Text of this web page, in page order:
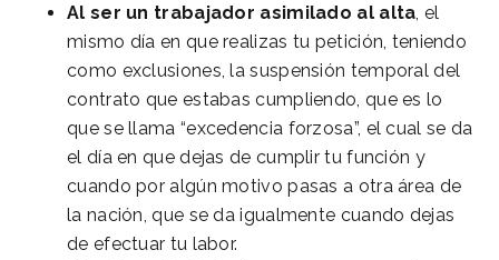
Al ser un trabajador asimilado al alta, el
mismo día en que realizas tu petición, teniendo
como exclusiones, la suspensión temporal del
contrato que estabas cumpliendo, que es lo
que se llama “excedencia forzosa”, el cual se da
el día en que dejas de cumplir tu función y
cuando por algún motivo pasas a otra área de
la nación, que se da igualmente cuando dejas
de efectuar tu labor.